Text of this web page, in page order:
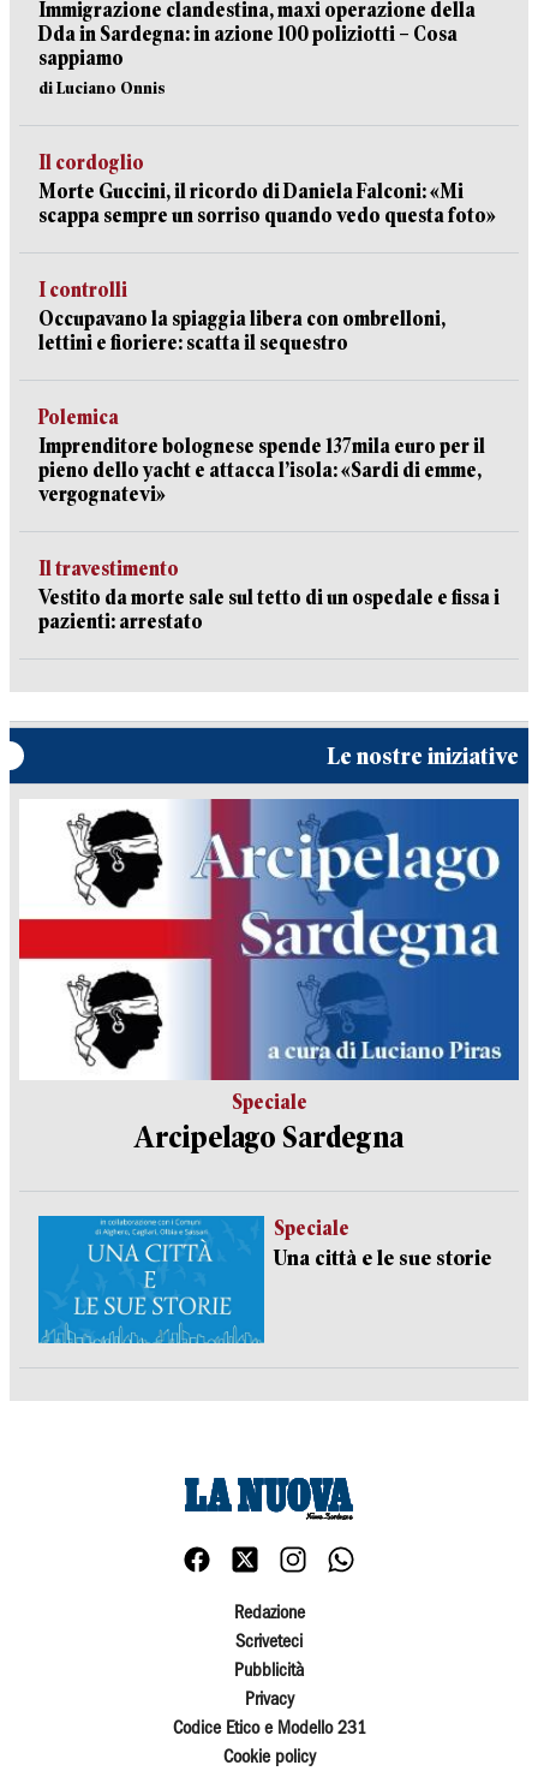
Immigrazione clandestina, maxi operazione della
Dda in Sardegna: in azione 100 poliziotti – Cosa
sappiamo
di Luciano Onnis
Il cordoglio
Morte Guccini, il ricordo di Daniela Falconi: «Mi
scappa sempre un sorriso quando vedo questa foto»
I controlli
Occupavano la spiaggia libera con ombrelloni,
lettini e fioriere: scatta il sequestro
Polemica
Imprenditore bolognese spende 137mila euro per il
pieno dello yacht e attacca l’isola: «Sardi di emme,
vergognatevi»
Il travestimento
Vestito da morte sale sul tetto di un ospedale e fissa i
pazienti: arrestato
Le nostre iniziative
Speciale
Arcipelago Sardegna
Speciale
Una città e le sue storie
Redazione
Scriveteci
Pubblicità
Privacy
Codice Etico e Modello 231
Cookie policy